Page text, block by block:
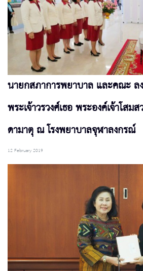
นายกสภาการพยาบาล และคณะ ล
พระเจ้าวรวงศ์เธอ พระองค์เจ้าโส
ดามาตุ ณ โรงพยาบาลจุฬาลงกรณ์
12 February 2019